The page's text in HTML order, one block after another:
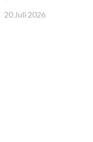
20 Juli 2026